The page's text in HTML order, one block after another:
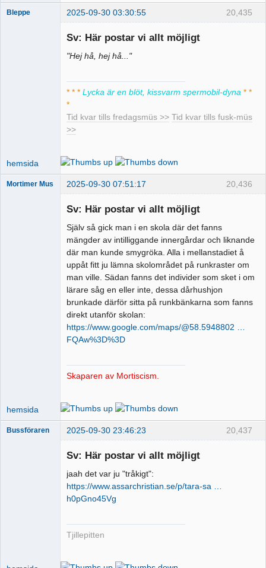
20,435
Bleppe 2025-09-30 03:30:55
Sv: Här postar vi allt möjligt
"Hej hå, hej hå..."
* * * Lycka är en blöt, kissvarm spermobil-dyna * *
*
Tid kvar tills fredagsmüs >> Tid kvar tills fusk-müs
>>
hemsida
20,436
Mortimer Mus 2025-09-30 07:51:17
Sv: Här postar vi allt möjligt
Själv så gick man i en skola där det fanns
mängder av intilliggande innergårdar och liknande
där man kunde smygröka. Alla i mellanstadiet å
uppåt fitt ju lämna skolområdet på runkraster om
man ville. Sädan fanns det individer som sket i om
lärare såg en eller inte, dessa dårhushjon
brunkade därför sitta på runkbänkarna som fanns
direkt utanför skolan:
https://www.google.com/maps/@58.5948802 …
FQAw%3D%3D
Skaparen av Mortiscism.
hemsida
20,437
Bussföraren 2025-09-30 23:46:23
Sv: Här postar vi allt möjligt
jaah det var ju "tråkigt":
https://www.assarchristian.se/p/tara-sa …
h0pGno45Vg
Tjillepitten